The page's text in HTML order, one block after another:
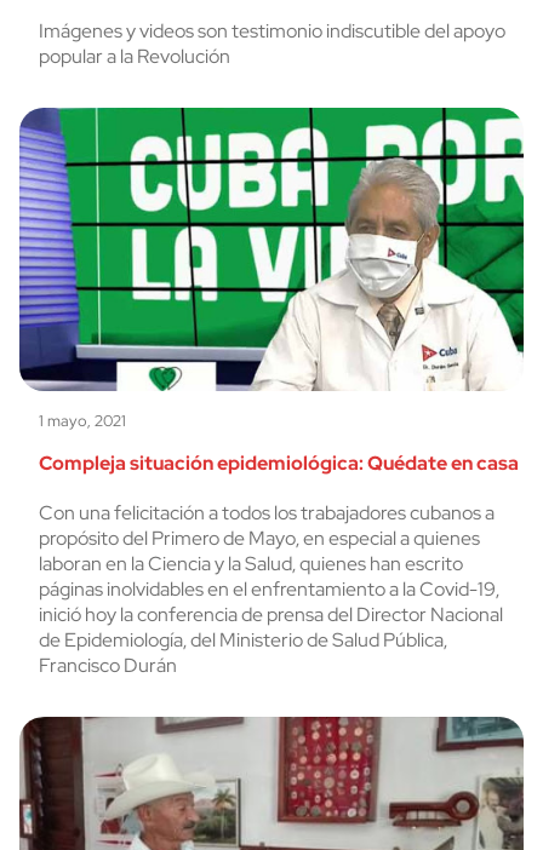
Imágenes y videos son testimonio indiscutible del apoyo
popular a la Revolución
1 mayo, 2021
Compleja situación epidemiológica: Quédate en casa
Con una felicitación a todos los trabajadores cubanos a
propósito del Primero de Mayo, en especial a quienes
laboran en la Ciencia y la Salud, quienes han escrito
páginas inolvidables en el enfrentamiento a la Covid-19,
inició hoy la conferencia de prensa del Director Nacional
de Epidemiología, del Ministerio de Salud Pública,
Francisco Durán